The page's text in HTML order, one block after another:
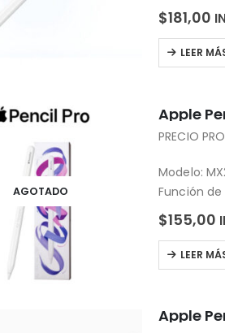
(tercera,
iPad Pro de
(primera,
iPad Air
$181,00
LEER
AGOTADO
Apple
PRECIO
Modelo:
Función
Gesto de
$155,00
LEER
Apple